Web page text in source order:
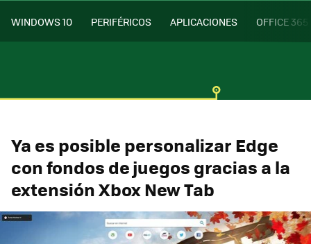
WINDOWS 10 PERIFÉRICOS APLICACIONES OFFICE 365
Ya es posible personalizar Edge
con fondos de juegos gracias a la
extensión Xbox New Tab